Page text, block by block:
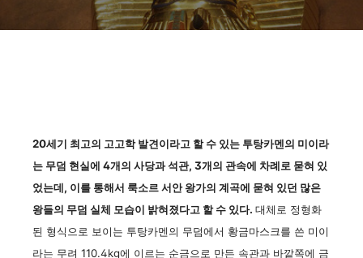
20세기 최고의 고고학 발견이라고 할 수 있는 투탕카멘의 미이라
는 무덤 현실에 4개의 사당과 석관, 3개의 관속에 차례로 묻혀 있
었는데, 이를 통해서 룩소르 서안 왕가의 계곡에 묻혀 있던 많은
왕들의 무덤 실체 모습이 밝혀졌다고 할 수 있다. 대체로 정형화
된 형식으로 보이는 투탕카멘의 무덤에서 황금마스크를 쓴 미이
라는 무려 110.4kg에 이르는 순금으로 만든 속관과 바깥쪽에 금